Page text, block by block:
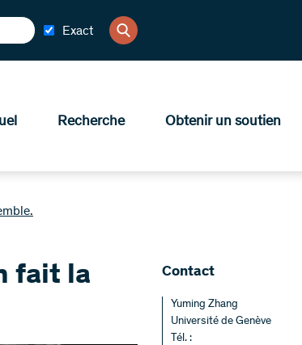
Exact
Recherche Obtenir un soutien
fait la
Contact
Yuming Zhang
Université de Genève
Tél. :